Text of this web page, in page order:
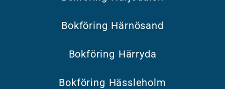
Bokföring Härnösand
Bokföring Härryda
Bokföring Hässleholm